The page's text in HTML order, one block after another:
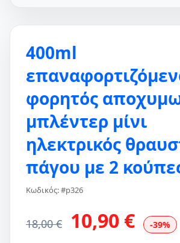
400ml
φορητός
μπλέντερ μίνι
ηλεκτρικός
πάγου με 2
Κωδικός: #p326
18,00 € 10,90 € -39%